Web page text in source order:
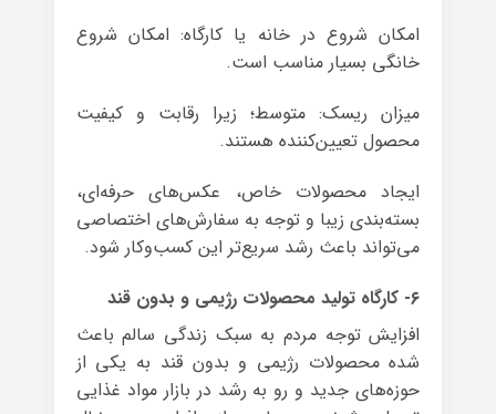
امکان شروع در خانه یا کارگاه: امکان شروع
خانگی بسیار مناسب است.
میزان ریسک: متوسط؛ زیرا رقابت و کیفیت
محصول تعیین‌کننده هستند.
ایجاد محصولات خاص، عکس‌های حرفه‌ای،
بسته‌بندی زیبا و توجه به سفارش‌های اختصاصی
می‌تواند باعث رشد سریع‌تر این کسب‌وکار شود.
۶- کارگاه تولید محصولات رژیمی و بدون قند
افزایش توجه مردم به سبک زندگی سالم باعث
شده محصولات رژیمی و بدون قند به یکی از
حوزه‌های جدید و رو به رشد در بازار مواد غذایی